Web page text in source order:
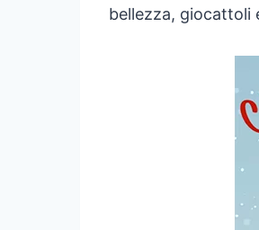
bellezza, giocattoli